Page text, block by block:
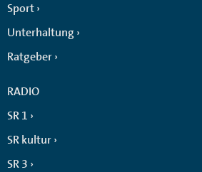
Sport
Unterhaltung
Ratgeber
RADIO
SR 1
SR kultur
SR 3